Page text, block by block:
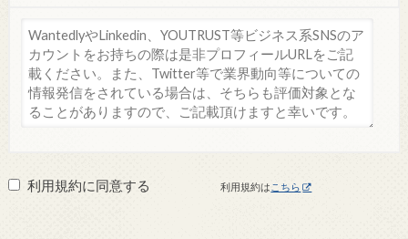
利用規約に同意する 利用規約は こちら